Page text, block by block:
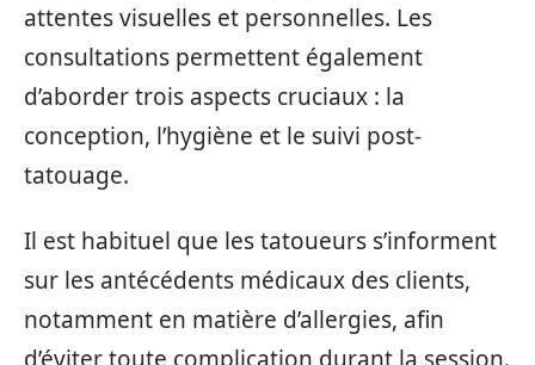
attentes visuelles et personnelles. Les
consultations permettent également
d’aborder trois aspects cruciaux : la
conception, l’hygiène et le suivi post-
tatouage.
Il est habituel que les tatoueurs s’informent
sur les antécédents médicaux des clients,
notamment en matière d’allergies, afin